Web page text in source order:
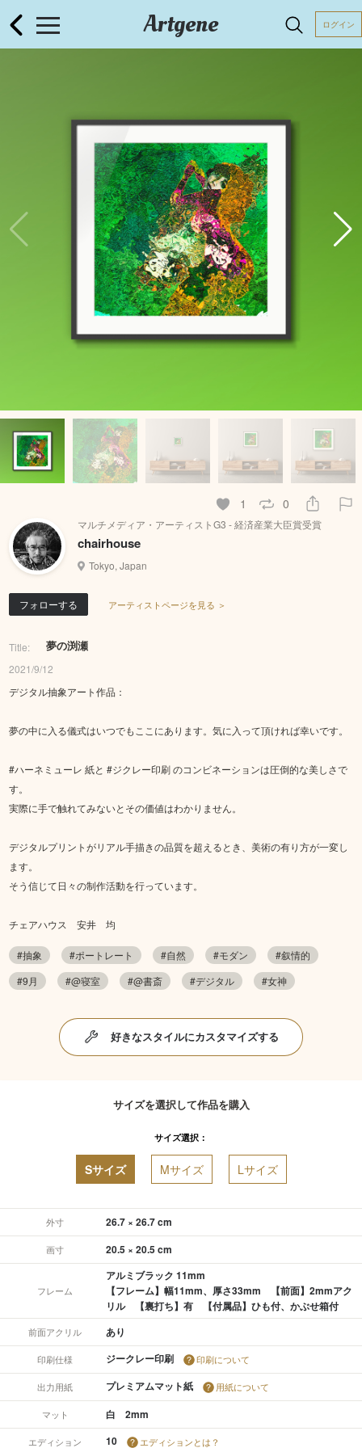
Artgene ログイン
1 0
マルチメディア・アーティストG3 - 経済産業大臣賞受賞
chairhouse
Tokyo, Japan
フォローする アーティストページを見る ＞
Title: 夢の渕瀬
2021/9/12
デジタル抽象アート作品：
夢の中に入る儀式はいつでもここにあります。気に入って頂ければ幸いです。
#ハーネミューレ 紙と #ジクレー印刷 のコンビネーションは圧倒的な美しさで
す。
実際に手で触れてみないとその価値はわかりません。
デジタルプリントがリアル手描きの品質を超えるとき、美術の有り方が一変し
ます。
そう信じて日々の制作活動を行っています。
チェアハウス 安井 均
#抽象 #ポートレート #自然 #モダン
#叙情的
#9月
#@寝室 #@書斎 #デジタル #女神
好きなスタイルにカスタマイズする
サイズを選択して作品を購入
サイズ選択：
Sサイズ Mサイズ Lサイズ
外寸 26.7 × 26.7 cm
画寸 20.5 × 20.5 cm
フレーム
アルミブラック 11mm
【フレーム】幅11mm、厚さ33mm 【前面】2mmアク
リル 【裏打ち】有 【付属品】ひも付、かぶせ箱付
前面アクリル あり
印刷仕様 ジークレー印刷 印刷について
出力用紙 プレミアムマット紙 用紙について
マット 白 2mm
エディション 10 エディションとは？